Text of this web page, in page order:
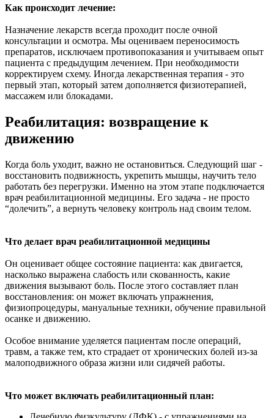
Как происходит лечение:
Назначение лекарств всегда проходит после очной
консультации и осмотра. Мы оцениваем переносимость
препаратов, исключаем противопоказания и учитываем опыт
пациента с предыдущим лечением. При необходимости
корректируем схему. Иногда лекарственная терапия - это
первый этап, который затем дополняется физиотерапией,
массажем или блокадами.
Реабилитация: возвращение к
движению
Когда боль уходит, важно не остановиться. Следующий шаг -
восстановить подвижность, укрепить мышцы, научить тело
работать без перегрузки. Именно на этом этапе подключается
врач реабилитационной медицины. Его задача - не просто
“долечить”, а вернуть человеку контроль над своим телом.
Что делает врач реабилитационной медицины
Он оценивает общее состояние пациента: как двигается,
насколько выражена слабость или скованность, какие
движения вызывают боль. После этого составляет план
восстановления: он может включать упражнения,
физиопроцедуры, мануальные техники, обучение правильной
осанке и движению.
Особое внимание уделяется пациентам после операций,
травм, а также тем, кто страдает от хронических болей из-за
малоподвижного образа жизни или сидячей работы.
Что может включать реабилитационный план: